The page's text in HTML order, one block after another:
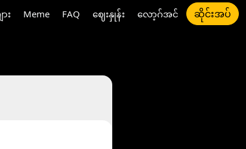
း Meme FAQ ဈေးနှုန်း လော့ဂ်အင် ဆိုင်းအပ်